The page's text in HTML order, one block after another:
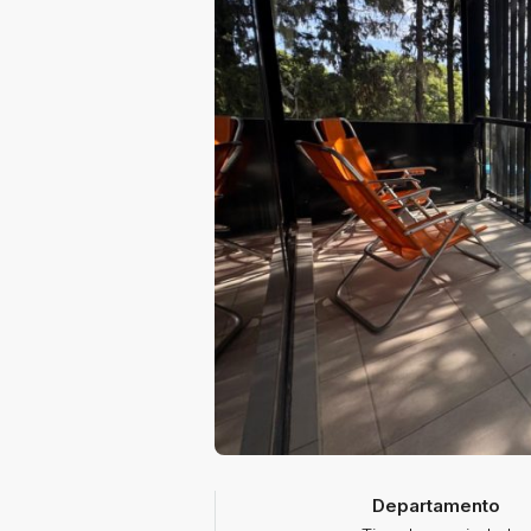
Departamento